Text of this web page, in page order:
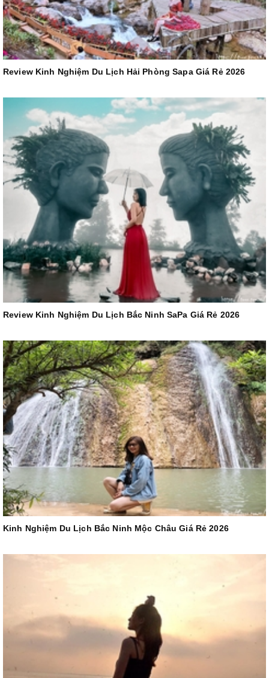
Review Kinh Nghiệm Du Lịch Hải Phòng Sapa Giá Rẻ 2026
Review Kinh Nghiệm Du Lịch Bắc Ninh SaPa Giá Rẻ 2026
Kinh Nghiệm Du Lịch Bắc Ninh Mộc Châu Giá Rẻ 2026